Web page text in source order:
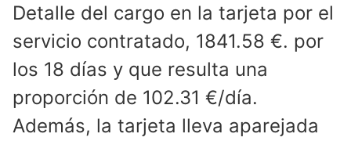
Detalle del cargo en la tarjeta por el
servicio contratado, 1841.58 €. por
los 18 días y que resulta una
proporción de 102.31 €/día.
Además, la tarjeta lleva aparejada